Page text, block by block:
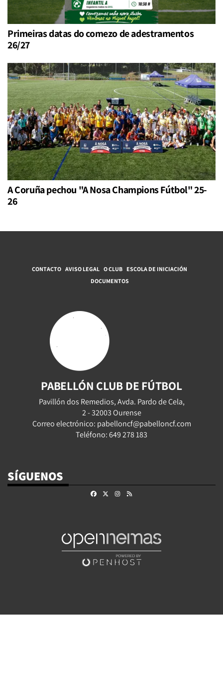
Primeiras datas do comezo de adestramentos
26/27
A Coruña pechou "A Nosa Champions Fútbol" 25-
26
CONTACTO AVISO LEGAL O CLUB ESCOLA DE INICIACIÓN
DOCUMENTOS
PABELLÓN CLUB DE FÚTBOL
Pavillón dos Remedios, Avda. Pardo de Cela,
2 - 32003 Ourense
Correo electrónico: pabelloncf@pabelloncf.com
Teléfono: 649 278 183
SÍGUENOS
FacebookInstagram